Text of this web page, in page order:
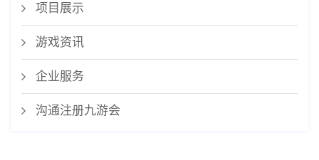
项目展示
游戏资讯
企业服务
沟通注册九游会